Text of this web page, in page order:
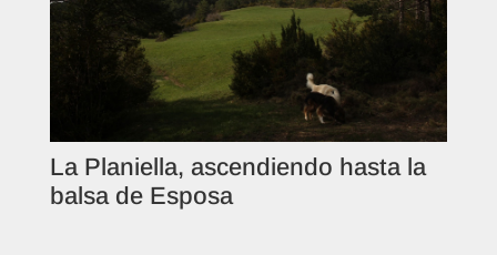
La Planiella, ascendiendo hasta la
balsa de Esposa